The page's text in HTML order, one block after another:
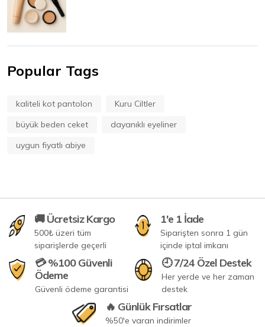
Popular Tags
kaliteli kot pantolon
Kuru Ciltler
büyük beden ceket
dayanıklı eyeliner
uygun fiyatlı abiye
🚚 Ücretsiz Kargo
500₺ üzeri tüm
siparişlerde geçerli
1'e 1 İade
Siparişten sonra 1 gün
içinde iptal imkanı
💳 %100 Güvenli
Ödeme
Güvenli ödeme garantisi
🕘 7/24 Özel Destek
Her yerde ve her zaman
destek
🔥 Günlük Fırsatlar
%50'e varan indirimler